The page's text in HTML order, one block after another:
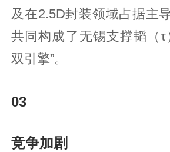
及在2.5D封装领域占据主
共同构成了无锡支撑韬（τ
双引擎”。
03
竞争加剧